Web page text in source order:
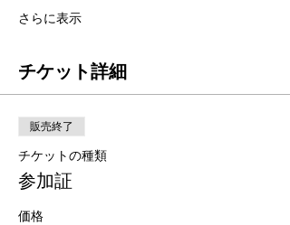
さらに表示
チケット詳細
販売終了
チケットの種類
参加証
価格